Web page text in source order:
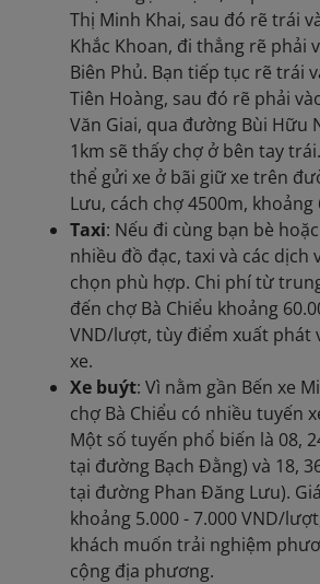
Thị Minh Khai, sau đó rẽ trái
Khắc Khoan, đi thẳng rẽ phải
Biên Phủ. Bạn tiếp tục rẽ trái
Tiên Hoàng, sau đó rẽ phải
Văn Giai, qua đường Bùi Hữu
1km sẽ thấy chợ ở bên tay
thể gửi xe ở bãi giữ xe trên
Lưu, cách chợ 4500m,
Taxi: Nếu đi cùng bạn bè
nhiều đồ đạc, taxi và các dịch
chọn phù hợp. Chi phí từ
đến chợ Bà Chiểu khoảng
VND/lượt, tùy điểm xuất phát
xe.
Xe buýt: Vì nằm gần Bến xe
chợ Bà Chiểu có nhiều tuyến
Một số tuyến phổ biến là 08,
tại đường Bạch Đằng) và 18,
tại đường Phan Đăng Lưu).
khoảng 5.000 - 7.000 VND/
khách muốn trải nghiệm
cộng địa phương.